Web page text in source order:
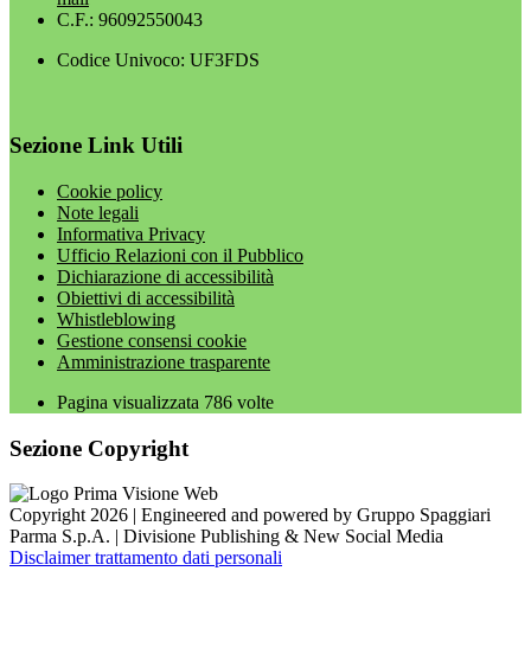
C.F.: 96092550043
Codice Univoco: UF3FDS
Sezione Link Utili
Cookie policy
Note legali
Informativa Privacy
Ufficio Relazioni con il Pubblico
Dichiarazione di accessibilità
Obiettivi di accessibilità
Whistleblowing
Gestione consensi cookie
Amministrazione trasparente
Pagina visualizzata 786 volte
Sezione Copyright
Copyright 2026 | Engineered and powered by Gruppo Spaggiari
Parma S.p.A. | Divisione Publishing & New Social Media
Disclaimer trattamento dati personali